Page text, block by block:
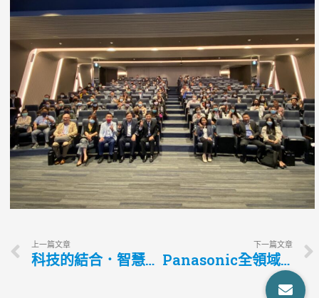
上一篇文章
科技的結合．智慧的結晶．新光保全未來城市之旅
下一篇文章
Panasonic全領域專業空調系統．量身打造各空間的優質空氣方案